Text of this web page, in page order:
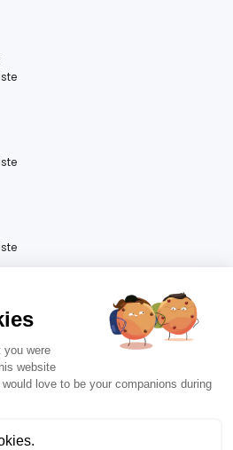
you were
website
love to be your companions during